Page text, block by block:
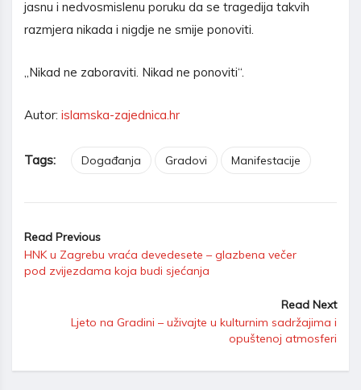
jasnu i nedvosmislenu poruku da se tragedija takvih
razmjera nikada i nigdje ne smije ponoviti.
„Nikad ne zaboraviti. Nikad ne ponoviti“.
Autor: islamska-zajednica.hr
Tags: Događanja Gradovi Manifestacije
Read Previous
HNK u Zagrebu vraća devedesete – glazbena večer
pod zvijezdama koja budi sjećanja
Read Next
Ljeto na Gradini – uživajte u kulturnim sadržajima i
opuštenoj atmosferi